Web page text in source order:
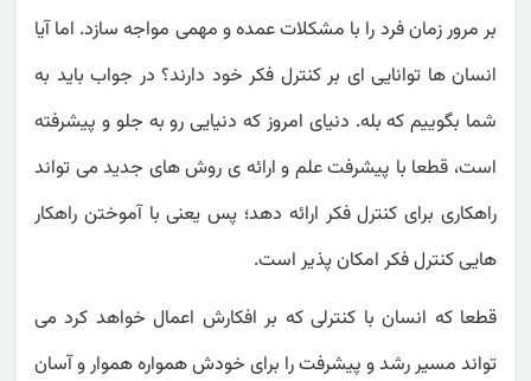
بر مرور زمان فرد را با مشکلات عمده و مهمی مواجه سازد. اما آیا
انسان ها توانایی ای بر کنترل فکر خود دارند؟ در جواب باید به
شما بگوییم که بله. دنیای امروز که دنیایی رو به جلو و پیشرفته
است، قطعا با پیشرفت علم و ارائه ی روش های جدید می تواند
راهکاری برای کنترل فکر ارائه دهد؛ پس یعنی با آموختن راهکار
هایی کنترل فکر امکان پذیر است.
قطعا که انسان با کنترلی که بر افکارش اعمال خواهد کرد می
تواند مسیر رشد و پیشرفت را برای خودش همواره هموار و آسان